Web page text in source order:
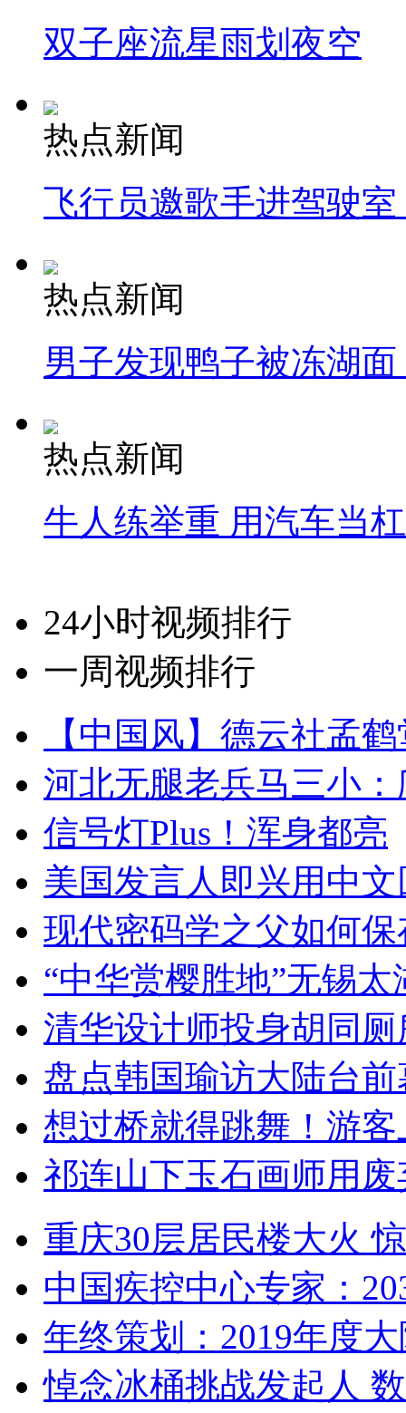
双子座流星雨划夜空
热点新闻
飞行员邀歌手进驾驶
热点新闻
男子发现鸭子被冻湖
热点新闻
牛人练举重 用汽车当
24小时视频排行
一周视频排行
【中国风】德云社孟
河北无腿老兵马三小
信号灯Plus！浑身都亮
美国发言人即兴用中
现代密码学之父如何
“中华赏樱胜地”无锡
清华设计师投身胡同
盘点韩国瑜访大陆台
想过桥就得跳舞！游客
祁连山下玉石画师用
重庆30层居民楼大火
中国疾控中心专家：
年终策划：2019年度
悼念冰桶挑战发起人